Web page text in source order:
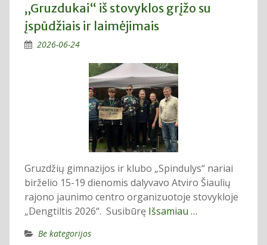
„Gruzdukai“ iš stovyklos grįžo su
įspūdžiais ir laimėjimais
2026-06-24
Gruzdžių gimnazijos ir klubo „Spindulys“ nariai
birželio 15-19 dienomis dalyvavo Atviro Šiaulių
rajono jaunimo centro organizuotoje stovykloje
„Dengtiltis 2026“. Susibūrę Išsamiau …
Be kategorijos